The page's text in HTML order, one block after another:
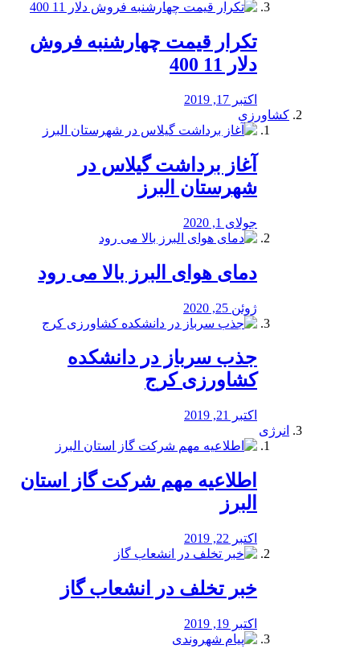
تکرار قیمت چهارشنبه فروش
دلار 11 400
اکتبر 17, 2019
کشاورزی
آغاز برداشت گیلاس در
شهرستان البرز
جولای 1, 2020
دمای هوای البرز بالا می رود
ژوئن 25, 2020
جذب سرباز در دانشکده
کشاورزی کرج
اکتبر 21, 2019
انرژی
️اطلاعیه مهم شرکت گاز استان
البرز
اکتبر 22, 2019
خبر تخلف در انشعاب گاز
اکتبر 19, 2019